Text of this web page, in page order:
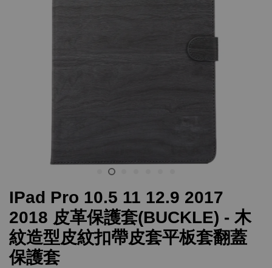
IPad Pro 10.5 11 12.9 2017
2018 皮革保護套(BUCKLE) - 木
紋造型皮紋扣帶皮套平板套翻蓋
保護套